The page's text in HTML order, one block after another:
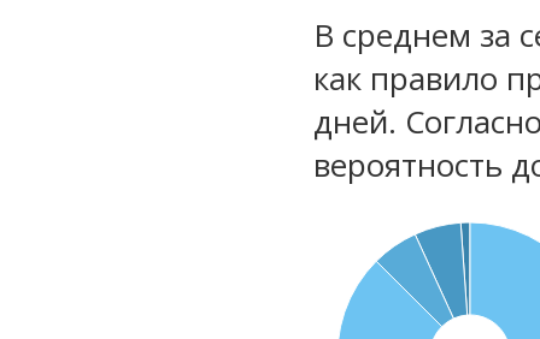
В среднем за
как правило
дней.
вероятность